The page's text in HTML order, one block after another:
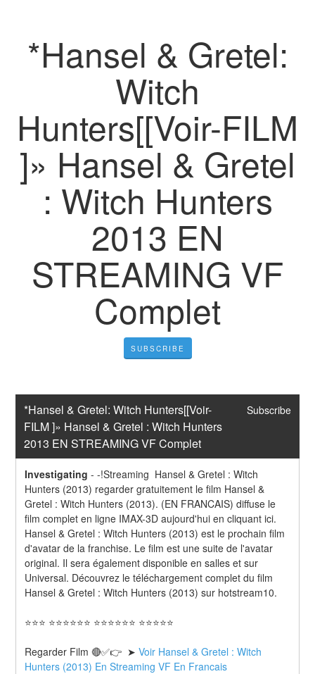
*Hansel & Gretel:
Witch
Hunters[[Voir-FILM
]» Hansel & Gretel
: Witch Hunters
2013 EN
STREAMING VF
Complet
SUBSCRIBE
*Hansel & Gretel: Witch Hunters[[Voir-
FILM ]» Hansel & Gretel : Witch Hunters
2013 EN STREAMING VF Complet
Subscribe
Investigating --!Streaming  Hansel & Gretel : Witch
Hunters (2013) regarder gratuitement le film Hansel &
Gretel : Witch Hunters (2013). (EN FRANCAIS) diffuse le
film complet en ligne IMAX-3D aujourd'hui en cliquant ici.
Hansel & Gretel : Witch Hunters (2013) est le prochain film
d'avatar de la franchise. Le film est une suite de l'avatar
original. Il sera également disponible en salles et sur
Universal. Découvrez le téléchargement complet du film
Hansel & Gretel : Witch Hunters (2013) sur hotstream10.
⭐⭐⭐ ⭐⭐⭐⭐⭐⭐ ⭐⭐⭐⭐⭐⭐ ⭐⭐⭐⭐⭐
Regarder Film 🔴✅👉  ➤ Voir Hansel & Gretel : Witch
Hunters (2013) En Streaming VF En Francais